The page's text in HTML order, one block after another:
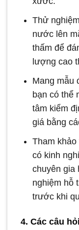
Thử
nước lên
thấm để
lượng cao
Mang mẫu
bạn có thể
tâm kiểm
giá bằng
Tham
có kinh
chuyên gia
nghiệm hỗ
trước khi
4. Các câu